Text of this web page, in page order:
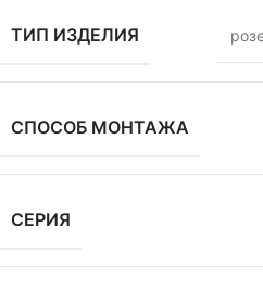
ТИП ИЗДЕЛИЯ
СПОСОБ МОНТАЖА
СЕРИЯ